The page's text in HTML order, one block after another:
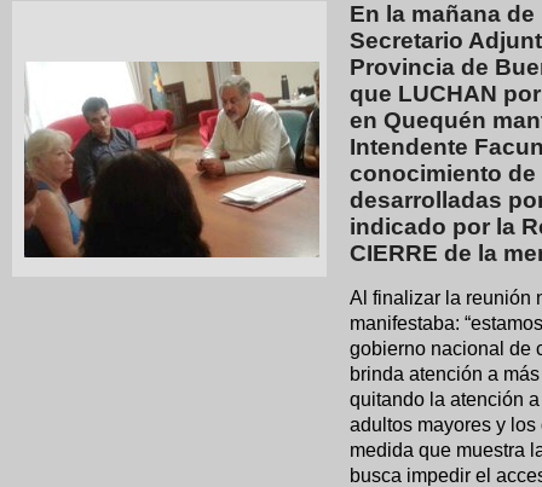
En la mañana
Secretario
Provincia de
que LUCHAN
en Quequén
Intendente
conocimiento
desarrolladas
indicado por la
CIERRE de la
Al finalizar la reunión
manifestaba:
gobierno nacional de
brinda atención a
quitando la atención
adultos mayores y
medida que muestra
busca impedir el